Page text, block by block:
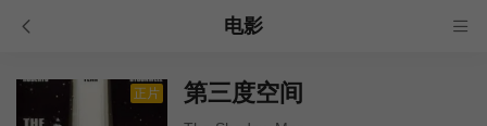
电影
正片 第三度空间